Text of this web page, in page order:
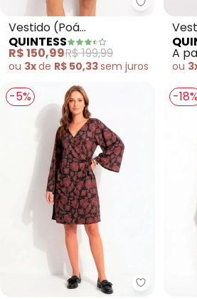
Quintess
Vestido (Poá
Geométrico) em Viscose
Plana
QUINTESS
R$ 150,99R$ 199,99
ou 3xde R$ 50,33sem juros
em
A
ou
-5%
Quintess
-18%